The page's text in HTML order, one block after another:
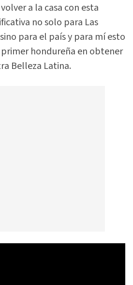
a la casa con esta
no solo para Las
para el país y para mí esto
primer hondureña en obtener
Belleza Latina.